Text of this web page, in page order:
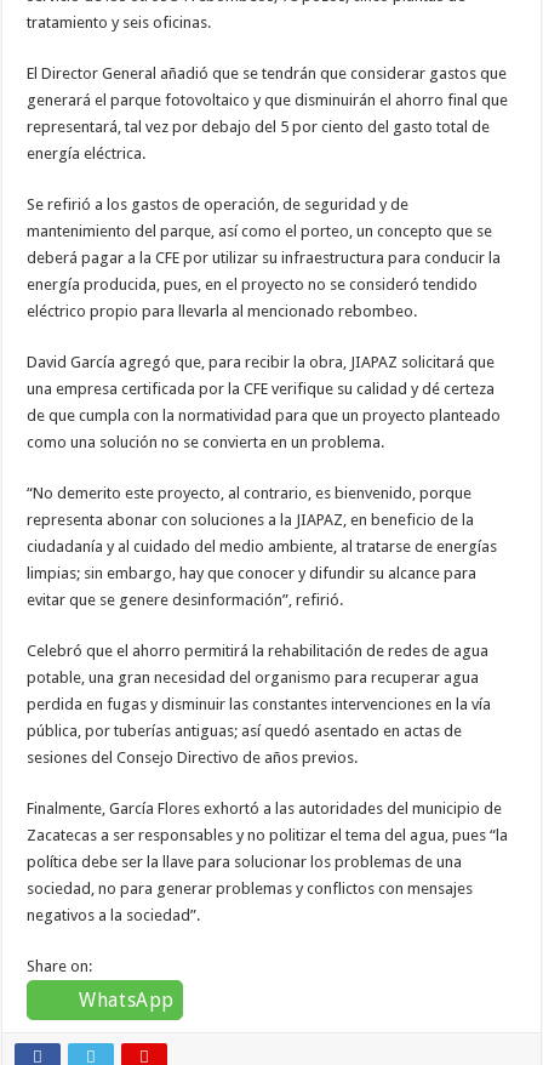
tratamiento y seis oficinas.
El Director General añadió que se tendrán que considerar gastos que
generará el parque fotovoltaico y que disminuirán el ahorro final que
representará, tal vez por debajo del 5 por ciento del gasto total de
energía eléctrica.
Se refirió a los gastos de operación, de seguridad y de
mantenimiento del parque, así como el porteo, un concepto que se
deberá pagar a la CFE por utilizar su infraestructura para conducir la
energía producida, pues, en el proyecto no se consideró tendido
eléctrico propio para llevarla al mencionado rebombeo.
David García agregó que, para recibir la obra, JIAPAZ solicitará que
una empresa certificada por la CFE verifique su calidad y dé certeza
de que cumpla con la normatividad para que un proyecto planteado
como una solución no se convierta en un problema.
“No demerito este proyecto, al contrario, es bienvenido, porque
representa abonar con soluciones a la JIAPAZ, en beneficio de la
ciudadanía y al cuidado del medio ambiente, al tratarse de energías
limpias; sin embargo, hay que conocer y difundir su alcance para
evitar que se genere desinformación”, refirió.
Celebró que el ahorro permitirá la rehabilitación de redes de agua
potable, una gran necesidad del organismo para recuperar agua
perdida en fugas y disminuir las constantes intervenciones en la vía
pública, por tuberías antiguas; así quedó asentado en actas de
sesiones del Consejo Directivo de años previos.
Finalmente, García Flores exhortó a las autoridades del municipio de
Zacatecas a ser responsables y no politizar el tema del agua, pues “la
política debe ser la llave para solucionar los problemas de una
sociedad, no para generar problemas y conflictos con mensajes
negativos a la sociedad”.
Share on:
WhatsApp